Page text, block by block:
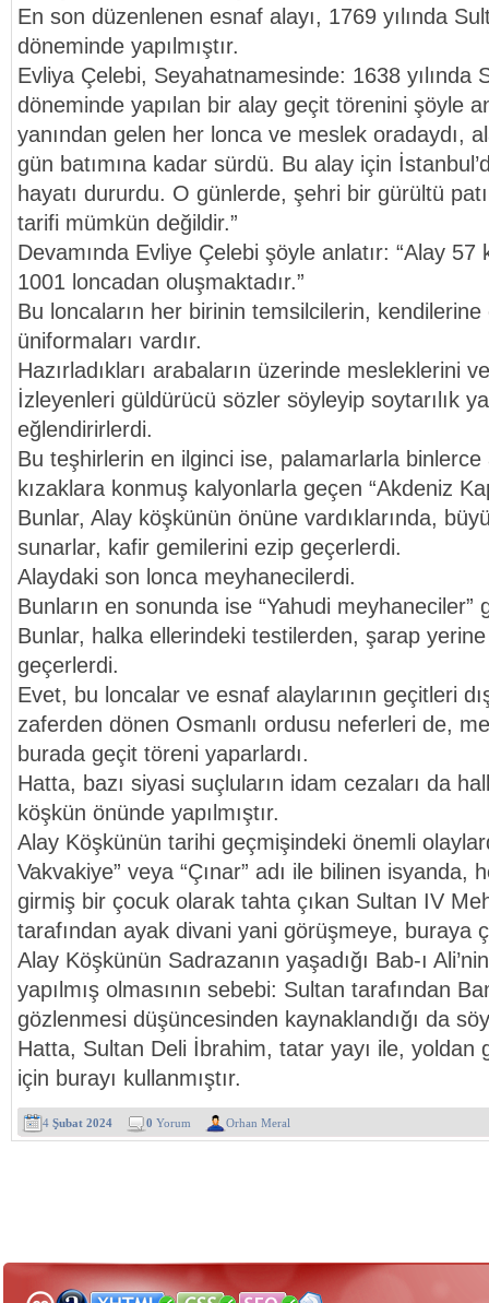
En son düzenlenen esnaf alayı, 1769 yılında
döneminde yapılmıştır.
Evliya Çelebi, Seyahatnamesinde: 1638 yılında
döneminde yapılan bir alay geçit törenini şöyle
yanından gelen her lonca ve meslek oradaydı,
gün batımına kadar sürdü. Bu alay için
hayatı dururdu. O günlerde, şehri bir gürültü
tarifi mümkün değildir.”
Devamında Evliye Çelebi şöyle anlatır: “Alay 57
1001 loncadan oluşmaktadır.”
Bu loncaların her birinin temsilcilerin,
üniformaları vardır.
Hazırladıkları arabaların üzerinde mesleklerini
İzleyenleri güldürücü sözler söyleyip soytarılık
eğlendirirlerdi.
Bu teşhirlerin en ilginci ise, palamarlarla binlerce
kızaklara konmuş kalyonlarla geçen “Akdeniz
Bunlar, Alay köşkünün önüne vardıklarında,
sunarlar, kafir gemilerini ezip geçerlerdi.
Alaydaki son lonca meyhanecilerdi.
Bunların en sonunda ise “Yahudi meyhaneciler”
Bunlar, halka ellerindeki testilerden, şarap
geçerlerdi.
Evet, bu loncalar ve esnaf alaylarının geçitleri
zaferden dönen Osmanlı ordusu neferleri de,
burada geçit töreni yaparlardı.
Hatta, bazı siyasi suçluların idam cezaları da
köşkün önünde yapılmıştır.
Alay Köşkünün tarihi geçmişindeki önemli
Vakvakiye” veya “Çınar” adı ile bilinen isyanda,
girmiş bir çocuk olarak tahta çıkan Sultan IV
tarafından ayak divani yani görüşmeye, buraya
Alay Köşkünün Sadrazanın yaşadığı Bab-ı
yapılmış olmasının sebebi: Sultan tarafından
gözlenmesi düşüncesinden kaynaklandığı da
Hatta, Sultan Deli İbrahim, tatar yayı ile, yoldan
için burayı kullanmıştır.
4 Şubat 2024 0 Yorum Orhan Meral